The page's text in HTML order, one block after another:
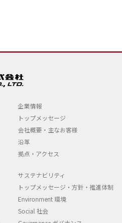
企業情報
トップメッセージ
会社概要・主なお客様
沿革
拠点・アクセス
サステナビリティ
トップメッセージ・方針・推進体制
Environment 環境
Social 社会